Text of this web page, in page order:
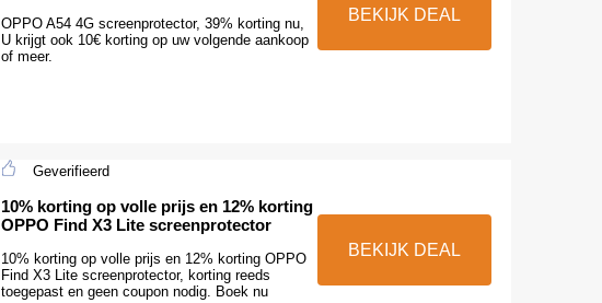
OPPO A54 4G screenprotector, 39% korting nu,
U krijgt ook 10€ korting op uw volgende aankoop
of meer.
BEKIJK DEAL
Geverifieerd
10% korting op volle prijs en 12% korting
OPPO Find X3 Lite screenprotector
10% korting op volle prijs en 12% korting OPPO
Find X3 Lite screenprotector, korting reeds
toegepast en geen coupon nodig. Boek nu
BEKIJK DEAL